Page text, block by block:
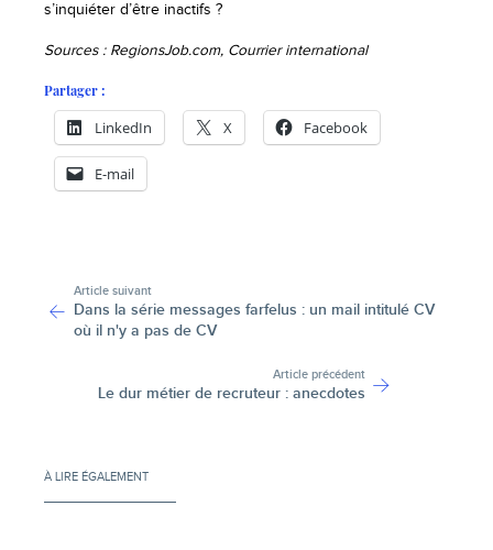
s’inquiéter d’être inactifs ?
Sources : RegionsJob.com, Courrier international
Partager :
LinkedIn X Facebook
E-mail
Article suivant
Dans la série messages farfelus : un mail intitulé CV
où il n'y a pas de CV
Article précédent
Le dur métier de recruteur : anecdotes
À LIRE ÉGALEMENT